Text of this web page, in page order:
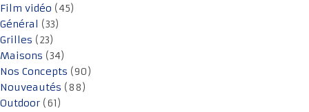
Film vidéo (45)
Général (33)
Grilles (23)
Maisons (34)
Nos Concepts (90)
Nouveautés (88)
Outdoor (61)